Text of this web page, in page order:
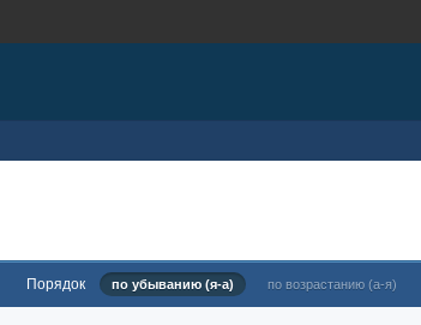
Порядок по убыванию (я-а) по возрастанию (а-я)